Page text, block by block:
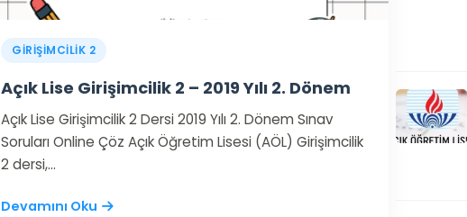
GİRİŞİMCİLİK 2
Açık Lise Girişimcilik 2 – 2019 Yılı 2. Dönem
Açık Lise Girişimcilik 2 Dersi 2019 Yılı 2. Dönem Sınav
Soruları Online Çöz Açık Öğretim Lisesi (AÖL) Girişimcilik
2 dersi,…
Devamını Oku